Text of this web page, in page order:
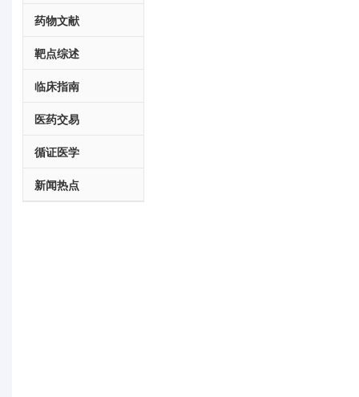
药物文献
靶点综述
临床指南
医药交易
循证医学
新闻热点